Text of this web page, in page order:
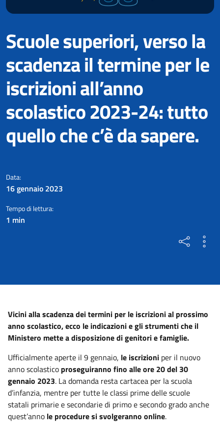
Scuole superiori, verso la
scadenza il termine per le
iscrizioni all’anno
scolastico 2023-24: tutto
quello che c’è da sapere.
Data:
16 gennaio 2023
Tempo di lettura:
1 min
Vicini alla scadenza dei termini per le iscrizioni al prossimo
anno scolastico, ecco le indicazioni e gli strumenti che il
Ministero mette a disposizione di genitori e famiglie.
Ufficialmente aperte il 9 gennaio, le iscrizioni per il nuovo
anno scolastico proseguiranno fino alle ore 20 del 30
gennaio 2023. La domanda resta cartacea per la scuola
d’infanzia, mentre per tutte le classi prime delle scuole
statali primarie e secondarie di primo e secondo grado anche
quest’anno le procedure si svolgeranno online.